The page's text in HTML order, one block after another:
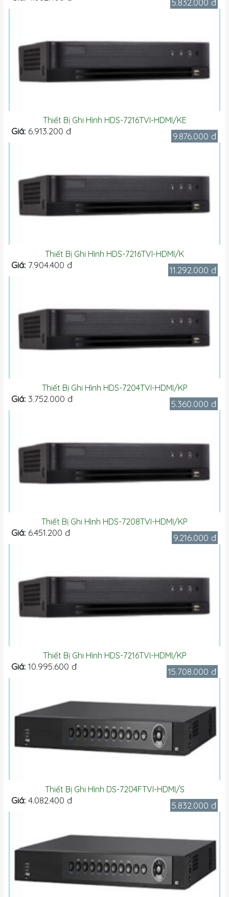
5.832.000 đ
Thiết Bị Ghi Hình HDS-7216TVI-HDMI/KE
Giá: 6.913.200 đ 9.876.000 đ
Thiết Bị Ghi Hình HDS-7216TVI-HDMI/K
Giá: 7.904.400 đ 11.292.000 đ
Thiết Bị Ghi Hình HDS-7204TVI-HDMI/KP
Giá: 3.752.000 đ 5.360.000 đ
Thiết Bị Ghi Hình HDS-7208TVI-HDMI/KP
Giá: 6.451.200 đ 9.216.000 đ
Thiết Bị Ghi Hình HDS-7216TVI-HDMI/KP
Giá: 10.995.600 đ 15.708.000 đ
Thiết Bị Ghi Hình DS-7204FTVI-HDMI/S
Giá: 4.082.400 đ 5.832.000 đ